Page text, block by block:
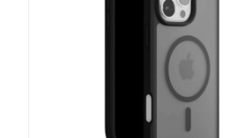
Товар под заказ